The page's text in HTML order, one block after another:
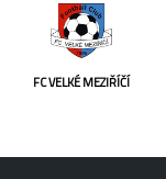
FC VELKÉ MEZIŘÍČÍ